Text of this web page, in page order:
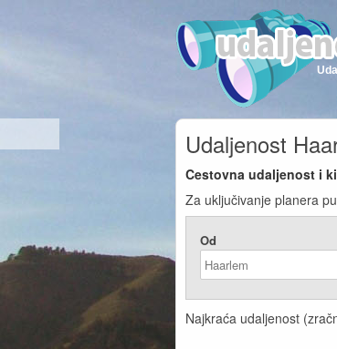
Udaljenost
Cestovna udaljenost i
Za uključivanje planera
Od
Najkraća udaljenost